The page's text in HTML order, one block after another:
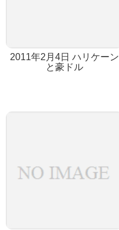
2011年2月4日 ハリケーン
と豪ドル